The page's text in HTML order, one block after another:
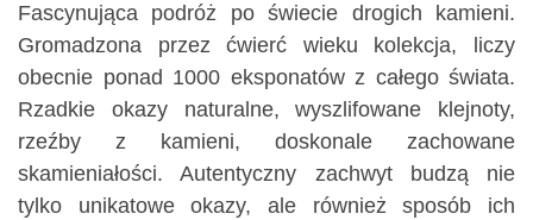
Fascynująca podróż po świecie drogich kamieni.
Gromadzona przez ćwierć wieku kolekcja, liczy
obecnie ponad 1000 eksponatów z całego świata.
Rzadkie okazy naturalne, wyszlifowane klejnoty,
rzeźby z kamieni, doskonale zachowane
skamieniałości. Autentyczny zachwyt budzą nie
tylko unikatowe okazy, ale również sposób ich